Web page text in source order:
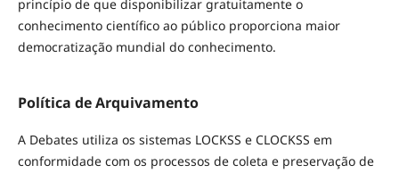
princípio de que disponibilizar gratuitamente o
conhecimento científico ao público proporciona maior
democratização mundial do conhecimento.
Política de Arquivamento
A Debates utiliza os sistemas LOCKSS e CLOCKSS em
conformidade com os processos de coleta e preservação de